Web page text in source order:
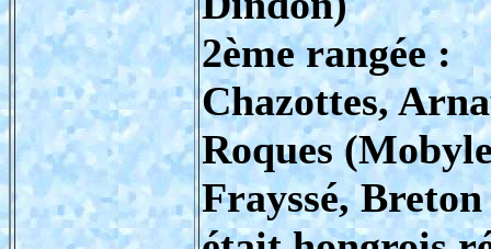
2ème rangée :
Chazottes,
Roques
Frayssé,